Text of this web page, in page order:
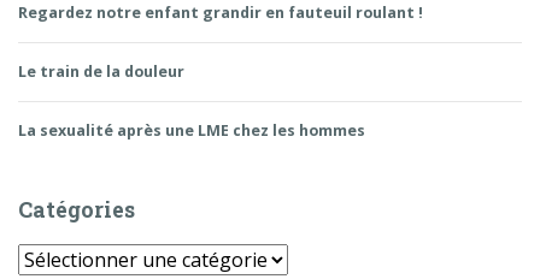
Regardez notre enfant grandir en fauteuil roulant !
Le train de la douleur
La sexualité après une LME chez les hommes
Catégories
Catégories